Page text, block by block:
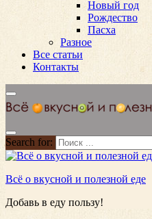
Новый год
Рождество
Пасха
Разное
Все статьи
Контакты
Search for:
Всё о вкусной и полезной еде
Добавь в еду пользу!